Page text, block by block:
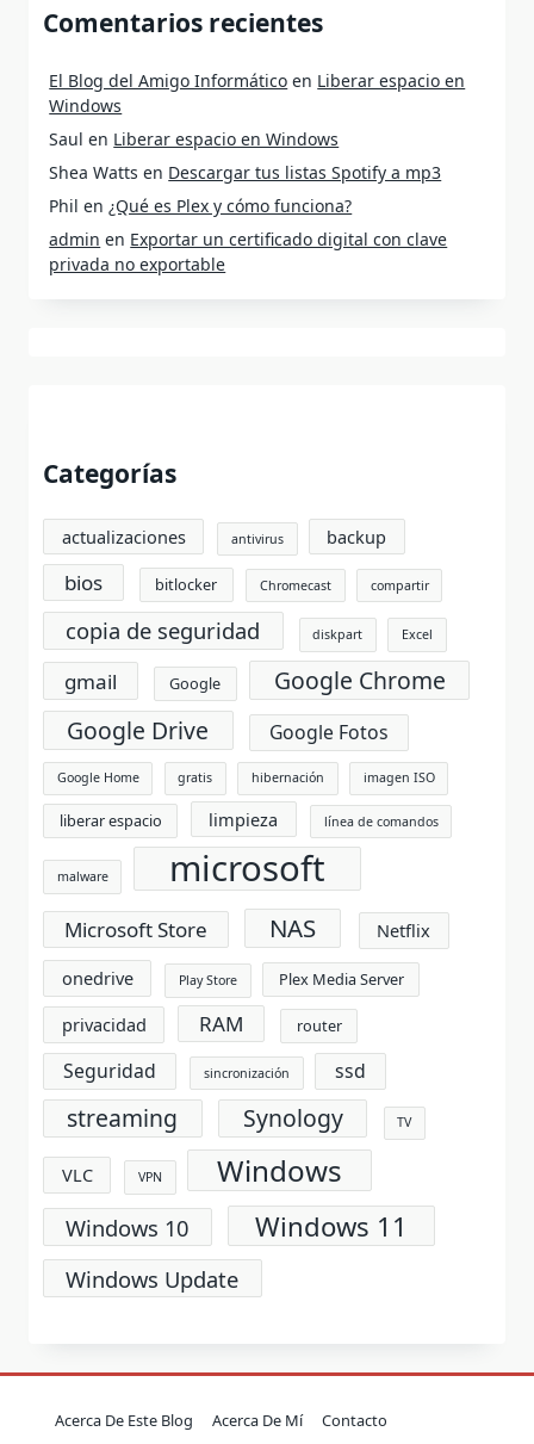
Comentarios recientes
El Blog del Amigo Informático en Liberar espacio en
Windows
Saul en Liberar espacio en Windows
Shea Watts en Descargar tus listas Spotify a mp3
Phil en¿Qué es Plex y cómo funciona?
admin en Exportar un certificado digital con clave
privada no exportable
Categorías
actualizaciones antivirus backup
bios bitlocker Chromecast compartir
copia de seguridad diskpart Excel
gmail Google
Google Chrome
Google Drive
Google Fotos
Google Home gratis hibernación imagen ISO
liberar espacio limpieza línea de comandos
malware microsoft
Microsoft Store NAS
Netflix
onedrive
Play Store Plex Media Server
privacidad RAM router
Seguridad sincronización ssd
streaming Synology TV
VLC VPN Windows
Windows 10 Windows 11
Windows Update
Acerca De Este Blog Acerca De Mí Contacto